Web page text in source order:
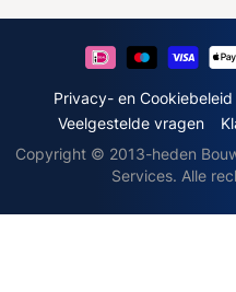
e
o
z
Privacy- en Cookiebeleid
Veelgestelde vragen
Copyright © 2013-heden
Services. Alle